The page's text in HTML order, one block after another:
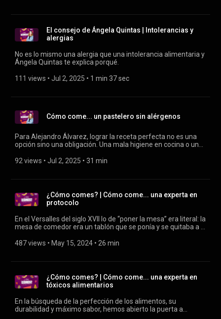
El consejo de Ángela Quintas | Intolerancias y
alergias
No es lo mismo una alergia que una intolerancia alimentaria y
Ángela Quintas te explica porqué.
111 views • Jul 2, 2025 • 1 min 37 sec
Cómo come... un pastelero sin alérgenos
Para Alejandro Álvarez, lograr la receta perfecta no es una
opción sino una obligación. Una mala higiene en cocina o un
para alguno de sus clientes.
92 views • Jul 2, 2025 • 31 min
¿Cómo comes? | Cómo come... una experta en
protocolo
En el Versalles del siglo XVII lo de “poner la mesa” era literal: la
mesa de comedor era un tablón que se ponía y se quitaba a la
el salón comedor y se creó la etiqueta. La experta en
487 views • May 15, 2024 • 26 min
¿Cómo comes? | Cómo come... una experta en
tóxicos alimentarios
En la búsqueda de la perfección de los alimentos, su
durabilidad y máximo sabor, hemos abierto la puerta a